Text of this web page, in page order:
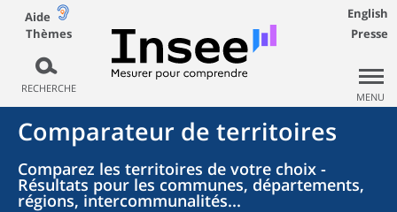
Aide
Thèmes
RECHERCHE
English
Presse
MENU
Comparateur de territoires
Comparez les territoires de votre choix -
Résultats pour les communes, départements,
régions, intercommunalités...